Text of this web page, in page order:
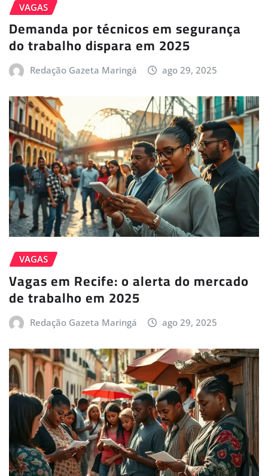
VAGAS
Demanda por técnicos em segurança
do trabalho dispara em 2025
Redação Gazeta Maringá ago 29, 2025
VAGAS
Vagas em Recife: o alerta do mercado
de trabalho em 2025
Redação Gazeta Maringá ago 29, 2025